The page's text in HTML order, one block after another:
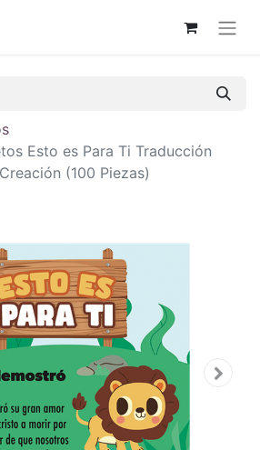
Esto es Para Ti Traducción
(100 Piezas)